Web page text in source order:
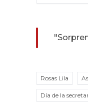
Rosas Lila
Día de la